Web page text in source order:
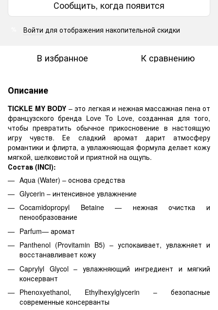
Сообщить, когда появится
Войти для отображения накопительной скидки
В избранное К сравнению
Описание
TICKLE MY BODY – это легкая и нежная массажная пена от
французского бренда Love To Love, созданная для того,
чтобы превратить обычное прикосновение в настоящую
игру чувств. Ее сладкий аромат дарит атмосферу
романтики и флирта, а увлажняющая формула делает кожу
мягкой, шелковистой и приятной на ощупь.
Состав (INCI):
Aqua (Water) – основа средства
Glycerin – интенсивное увлажнение
Cocamidopropyl Betaine — нежная очистка и
пенообразование
Parfum— аромат
Panthenol (Provitamin B5) – успокаивает, увлажняет и
восстанавливает кожу
Caprylyl Glycol – увлажняющий ингредиент и мягкий
консервант
Phenoxyethanol, Ethylhexylglycerin – безопасные
современные консерванты